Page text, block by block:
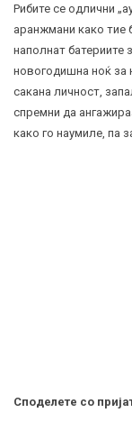
Рибите се одлични
аранжмани како тие
наполнат батериите
новогодишна ноќ за
сакана личност,
спремни да
како го наумиле, па
Споделете со